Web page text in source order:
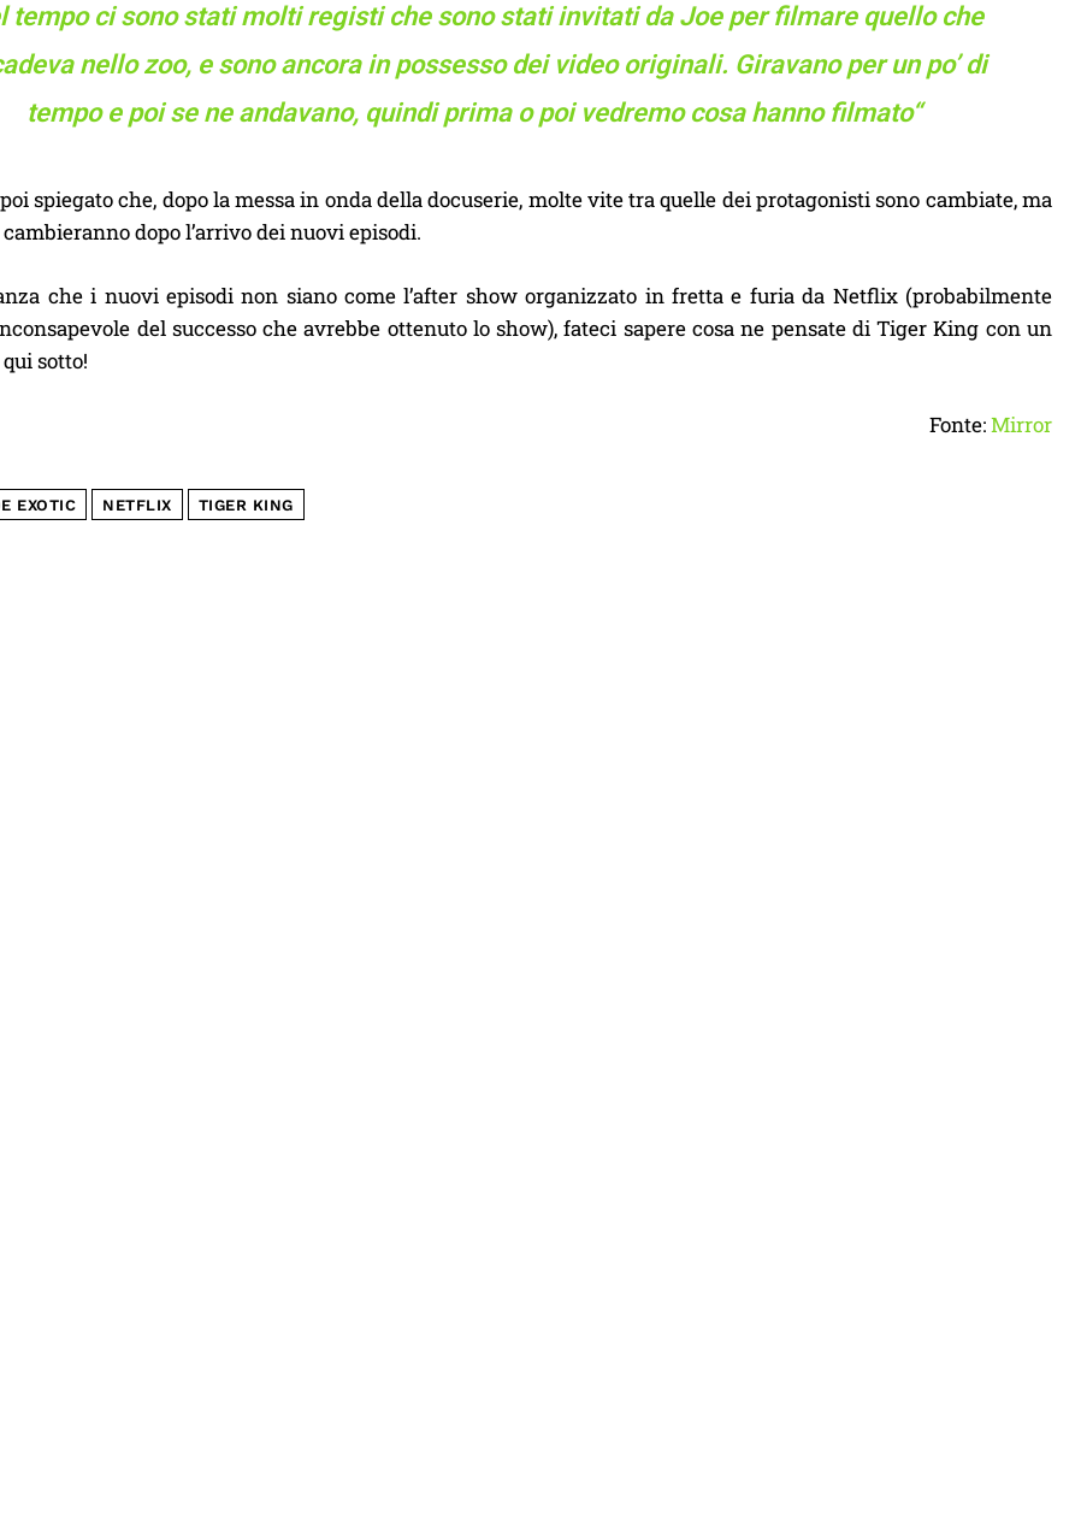
tempo ci sono stati molti registi che sono stati invitati da Joe per filmare quello che
nello zoo, e sono ancora in possesso dei video originali. Giravano per un po’ di
tempo e poi se ne andavano, quindi prima o poi vedremo cosa hanno filmato“
spiegato che, dopo la messa in onda della docuserie, molte vite tra quelle dei protagonisti sono cambiate, ma
dopo l’arrivo dei nuovi episodi.
che i nuovi episodi non siano come l’after show organizzato in fretta e furia da Netflix (probabilmente
del successo che avrebbe ottenuto lo show), fateci sapere cosa ne pensate di Tiger King con un
sotto!
Fonte:Mirror
EXOTIC NETFLIX TIGER KING